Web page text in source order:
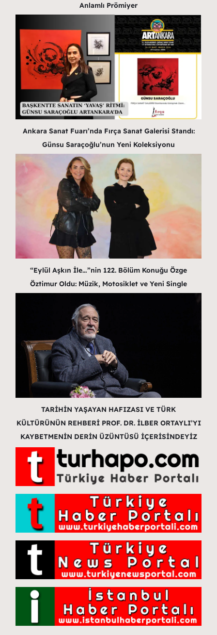
Anlamlı Prömiyer
Ankara Sanat Fuarı’nda Fırça Sanat Galerisi Standı:
Günsu Saraçoğlu’nun Yeni Koleksiyonu
“Eylül Aşkın İle…”nin 122. Bölüm Konuğu Özge
Öztimur Oldu: Müzik, Motosiklet ve Yeni Single
TARİHİN YAŞAYAN HAFIZASI VE TÜRK
KÜLTÜRÜNÜN REHBERİ PROF. DR. İLBER ORTAYLI’YI
KAYBETMENİN DERİN ÜZÜNTÜSÜ İÇERİSİNDEYİZ